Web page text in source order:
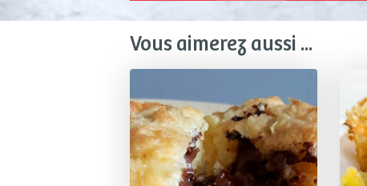
Vous aimerez aussi ...